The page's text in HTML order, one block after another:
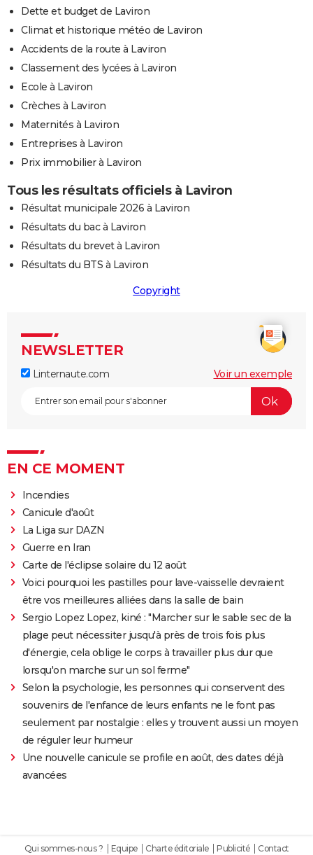
Dette et budget de Laviron
Climat et historique météo de Laviron
Accidents de la route à Laviron
Classement des lycées à Laviron
Ecole à Laviron
Crèches à Laviron
Maternités à Laviron
Entreprises à Laviron
Prix immobilier à Laviron
Tous les résultats officiels à Laviron
Résultat municipale 2026 à Laviron
Résultats du bac à Laviron
Résultats du brevet à Laviron
Résultats du BTS à Laviron
Copyright
NEWSLETTER
Linternaute.com Voir un exemple
EN CE MOMENT
Incendies
Canicule d'août
La Liga sur DAZN
Guerre en Iran
Carte de l'éclipse solaire du 12 août
Voici pourquoi les pastilles pour lave-vaisselle devraient
être vos meilleures alliées dans la salle de bain
Sergio Lopez Lopez, kiné : "Marcher sur le sable sec de la
plage peut nécessiter jusqu'à près de trois fois plus
d'énergie, cela oblige le corps à travailler plus dur que
lorsqu'on marche sur un sol ferme"
Selon la psychologie, les personnes qui conservent des
souvenirs de l'enfance de leurs enfants ne le font pas
seulement par nostalgie : elles y trouvent aussi un moyen
de réguler leur humeur
Une nouvelle canicule se profile en août, des dates déjà
avancées
Qui sommes-nous ? Equipe Charte éditoriale Publicité Contact